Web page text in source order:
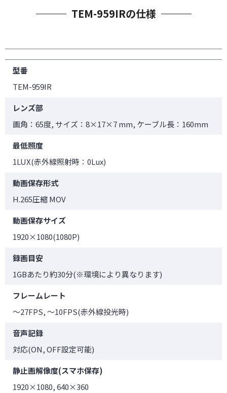
TEM-959IRの仕様
型番
TEM-959IR
レンズ部
画角：65度, サイズ：8×17×7 mm, ケーブル長：160mm
最低照度
1LUX(赤外線照射時：0Lux)
動画保存形式
H.265圧縮 MOV
動画保存サイズ
1920×1080(1080P)
録画目安
1GBあたり約30分(※環境により異なります)
フレームレート
～27FPS, ～10FPS(赤外線投光時)
音声記録
対応(ON, OFF設定可能)
静止画解像度(スマホ保存)
1920×1080, 640×360